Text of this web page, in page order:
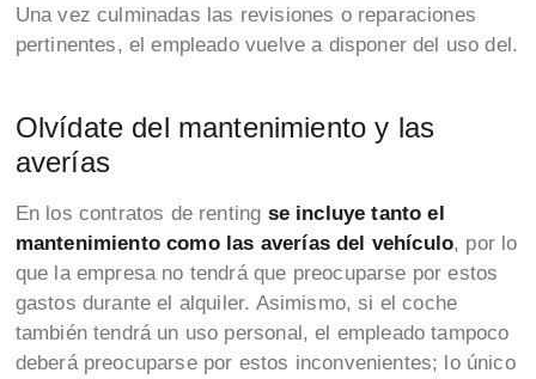
Una vez culminadas las revisiones o reparaciones
pertinentes, el empleado vuelve a disponer del uso del.
Olvídate del mantenimiento y las
averías
En los contratos de renting se incluye tanto el
mantenimiento como las averías del vehículo, por lo
que la empresa no tendrá que preocuparse por estos
gastos durante el alquiler. Asimismo, si el coche
también tendrá un uso personal, el empleado tampoco
deberá preocuparse por estos inconvenientes; lo único